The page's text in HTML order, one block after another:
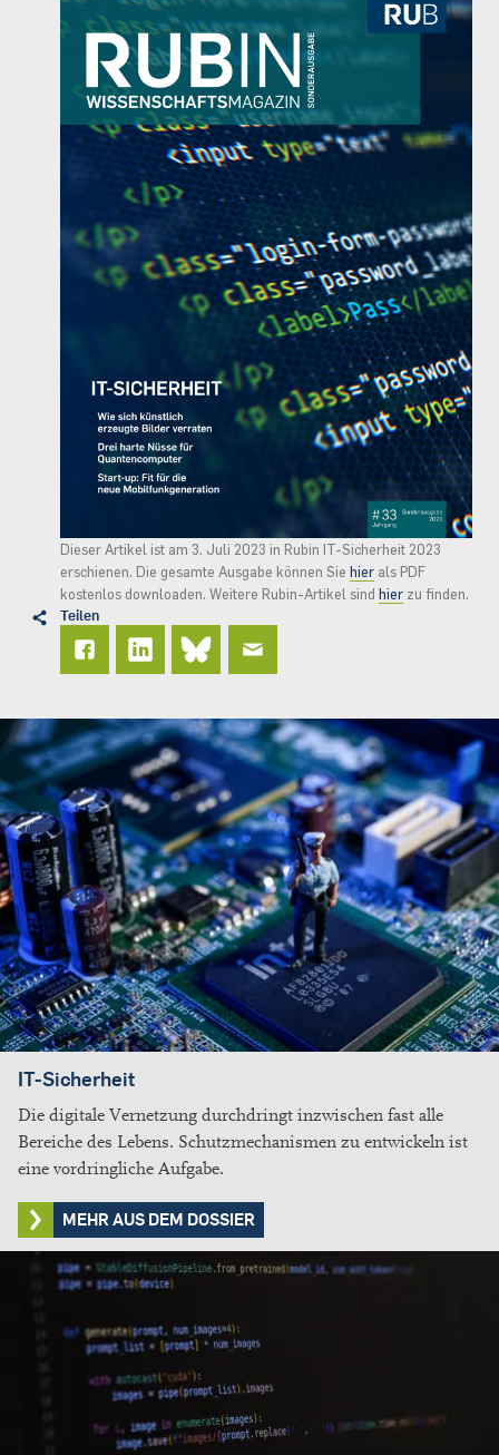
Dieser Artikel ist am 3. Juli 2023 in Rubin IT-Sicherheit 2023
erschienen. Die gesamte Ausgabe können Sie hierals PDF
kostenlos downloaden. Weitere Rubin-Artikel sind hierzu finden.
Teilen
IT-Sicherheit
Die digitale Vernetzung durchdringt inzwischen fast alle
Bereiche des Lebens. Schutzmechanismen zu entwickeln ist
eine vordringliche Aufgabe.
MEHR AUS DEM DOSSIER